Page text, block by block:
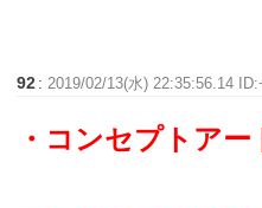
92 : 2019/02/13(水) 22:35:56.14
・コンセプトア